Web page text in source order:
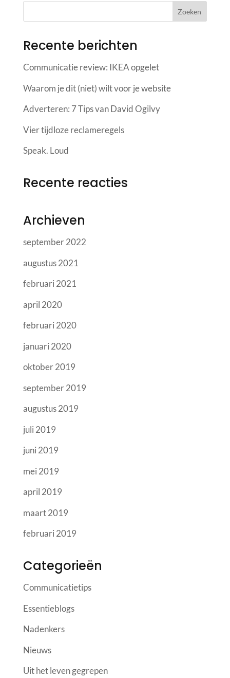
Recente berichten
Communicatie review: IKEA opgelet
Waarom je dit (niet) wilt voor je website
Adverteren: 7 Tips van David Ogilvy
Vier tijdloze reclameregels
Speak. Loud
Recente reacties
Archieven
september 2022
augustus 2021
februari 2021
april 2020
februari 2020
januari 2020
oktober 2019
september 2019
augustus 2019
juli 2019
juni 2019
mei 2019
april 2019
maart 2019
februari 2019
Categorieën
Communicatietips
Essentieblogs
Nadenkers
Nieuws
Uit het leven gegrepen